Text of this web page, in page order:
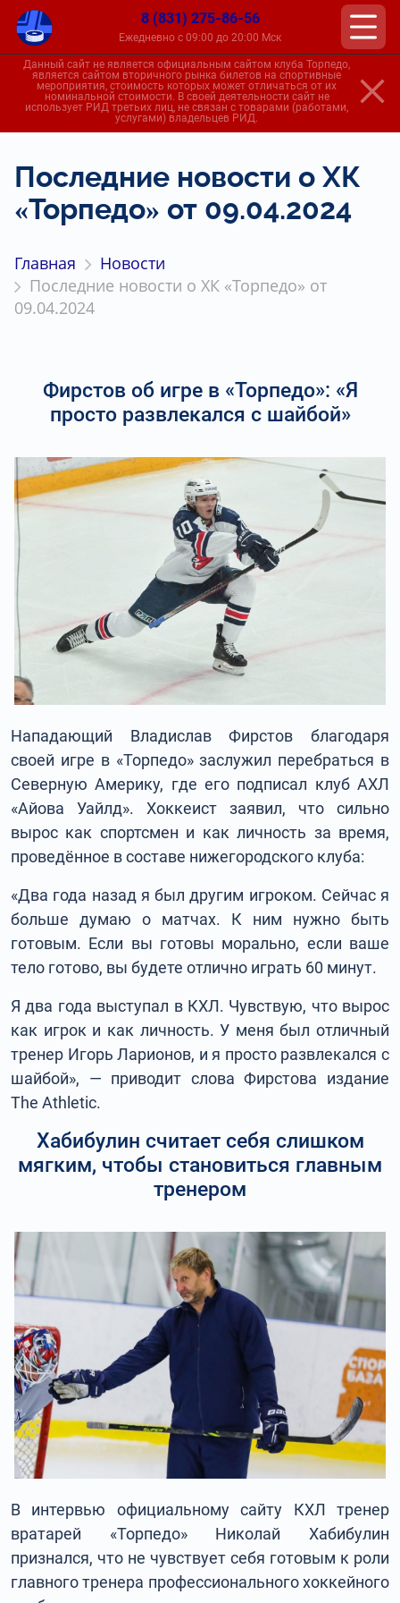
8 (831) 275-86-56
Ежедневно с 09:00 до 20:00 Мск
Данный сайт не является официальным сайтом клуба Торпедо,
является сайтом вторичного рынка билетов на спортивные
мероприятия, стоимость которых может отличаться от их
номинальной стоимости. В своей деятельности сайт не
использует РИД третьих лиц, не связан с товарами (работами,
услугами) владельцев РИД.
Последние новости о ХК
«Торпедо» от 09.04.2024
Главная
Новости
Последние новости о ХК «Торпедо» от
09.04.2024
Фирстов об игре в «Торпедо»: «Я
просто развлекался с шайбой»
Нападающий Владислав Фирстов благодаря
своей игре в «Торпедо» заслужил перебраться в
Северную Америку, где его подписал клуб АХЛ
«Айова Уайлд». Хоккеист заявил, что сильно
вырос как спортсмен и как личность за время,
проведённое в составе нижегородского клуба:
«Два года назад я был другим игроком. Сейчас я
больше думаю о матчах. К ним нужно быть
готовым. Если вы готовы морально, если ваше
тело готово, вы будете отлично играть 60 минут.
Я два года выступал в КХЛ. Чувствую, что вырос
как игрок и как личность. У меня был отличный
тренер Игорь Ларионов, и я просто развлекался с
шайбой», — приводит слова Фирстова издание
The Athletic.
Хабибулин считает себя слишком
мягким, чтобы становиться главным
тренером
В интервью официальному сайту КХЛ тренер
вратарей «Торпедо» Николай Хабибулин
признался, что не чувствует себя готовым к роли
главного тренера профессионального хоккейного